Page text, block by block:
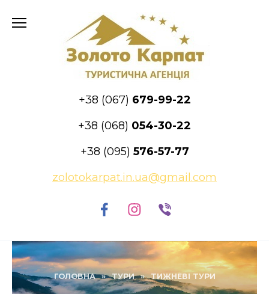
+38 (067) 679-99-22
+38 (068) 054-30-22
+38 (095) 576-57-77
zolotokarpat.in.ua@gmail.com
ГОЛОВНА » ТУРИ » ТИЖНЕВІ ТУРИ